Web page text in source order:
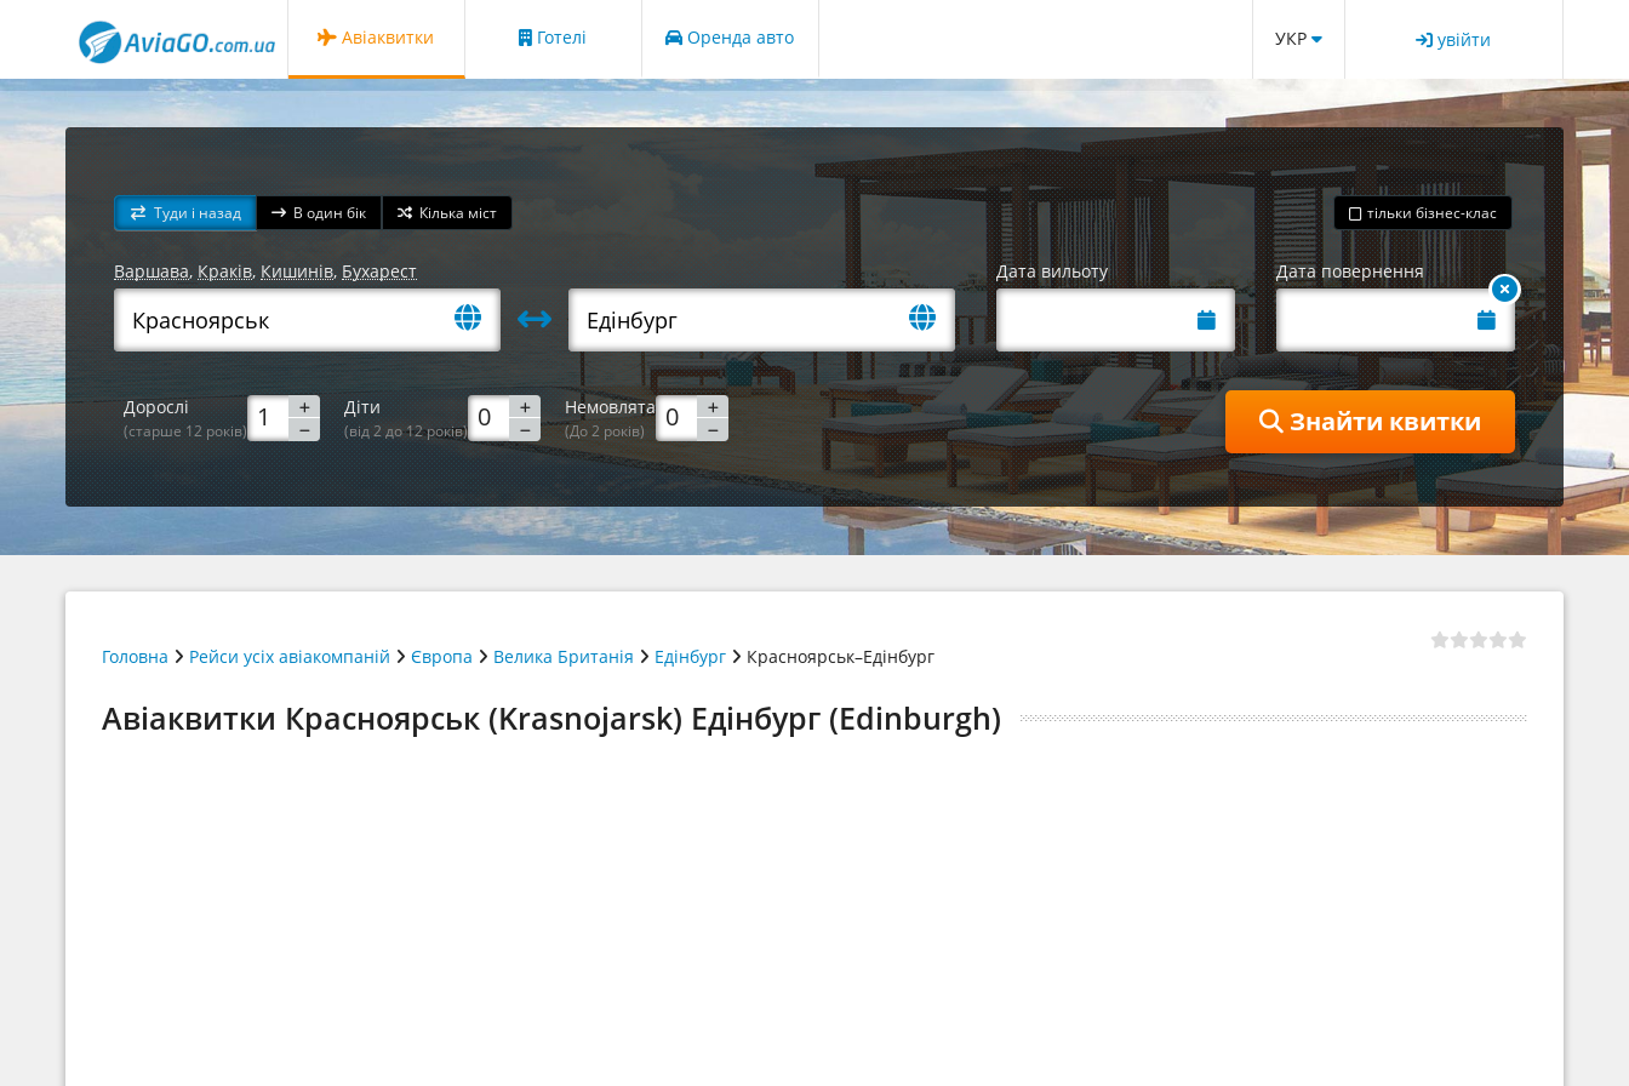
Авіаквитки Готелі Оренда авто УКР увійти
Туди і назад В один бік Кілька міст тільки бізнес-клас
Варшава, Краків, Кишинів, Бухарест Дата вильоту Дата повернення
Дорослі
(старше 12 років)
Діти
(від 2 до 12 років)
Немовлята
(До 2 років) Знайти квитки
Головна Рейси усіх авіакомпаній Європа Велика Британія Едінбург Красноярськ–Едінбург
Авіаквитки Красноярськ (Krasnojarsk) Едінбург (Edinburgh)